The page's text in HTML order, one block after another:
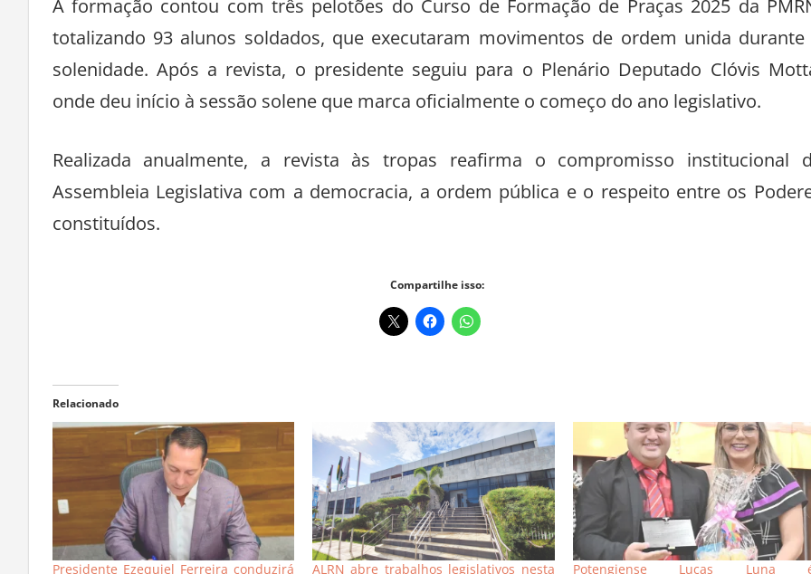
A formação contou com três pelotões do Curso de Formação de Praças 2025 da
totalizando 93 alunos soldados, que executaram movimentos de ordem unida durante
solenidade. Após a revista, o presidente seguiu para o Plenário Deputado Clóvis
onde deu início à sessão solene que marca oficialmente o começo do ano legislativo.
Realizada anualmente, a revista às tropas reafirma o compromisso institucional
Assembleia Legislativa com a democracia, a ordem pública e o respeito entre os
constituídos.
Compartilhe isso:
Relacionado
Presidente Ezequiel Ferreira conduzirá
ALRN abre trabalhos legislativos nesta
Potengiense Lucas Luna